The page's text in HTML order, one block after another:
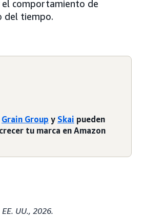
el comportamiento de
del tiempo.
Grain Group y Skai pueden
tu marca en Amazon
UU., 2026.